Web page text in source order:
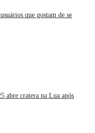
que gostam de se
abre cratera na Lua após